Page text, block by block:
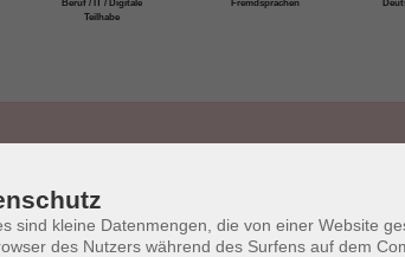
Beruf / IT / Digitale
Teilhabe
Fremdsprachen
sind kleine Datenmengen, die von einer Website
des Nutzers während des Surfens auf dem